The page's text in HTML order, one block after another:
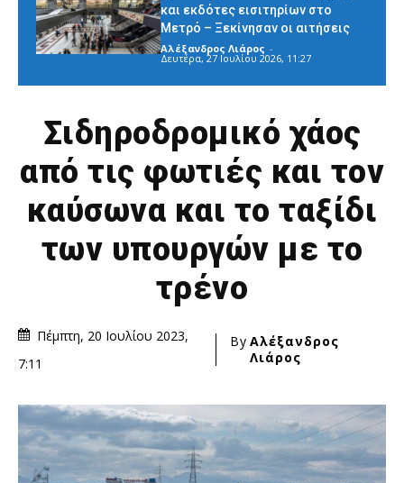
και εκδότες εισιτηρίων στο
Μετρό – Ξεκίνησαν οι αιτήσεις
Αλέξανδρος Λιάρος -
Δευτέρα, 27 Ιουλίου 2026, 11:27
Σιδηροδρομικό χάος
από τις φωτιές και τον
καύσωνα και το ταξίδι
των υπουργών με το
τρένο
Πέμπτη, 20 Ιουλίου 2023,
7:11
By Αλέξανδρος
Λιάρος